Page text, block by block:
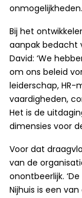
Bij het
aanpak bedacht
David: ‘We
om ons beleid
leiderschap, HR-
vaardigheden,
Het is de
dimensies voor
Voor dat
van de
onontbeerlijk.
Nijhuis is een